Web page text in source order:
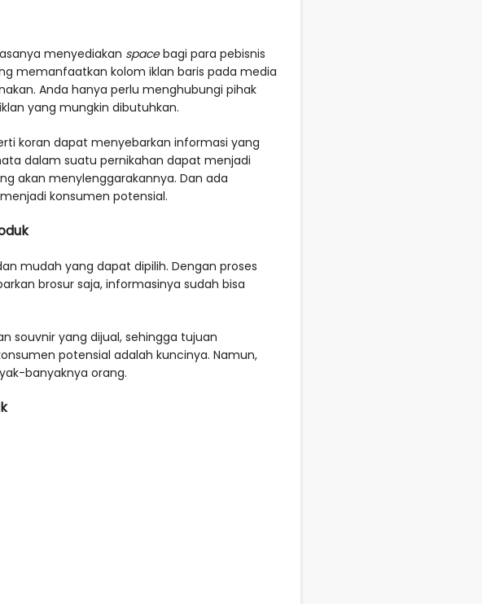
menyediakan spacebagi para pebisnis
memanfaatkan kolom iklan baris pada media
Anda hanya perlu menghubungi pihak
yang mungkin dibutuhkan.
koran dapat menyebarkan informasi yang
dalam suatu pernikahan dapat menjadi
akan menylenggarakannya. Dan ada
konsumen potensial.
mudah yang dapat dipilih. Dengan proses
brosur saja, informasinya sudah bisa
souvnir yang dijual, sehingga tujuan
potensial adalah kuncinya. Namun,
banyaknya orang.